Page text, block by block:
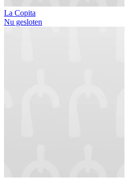
La Copita
Nu gesloten